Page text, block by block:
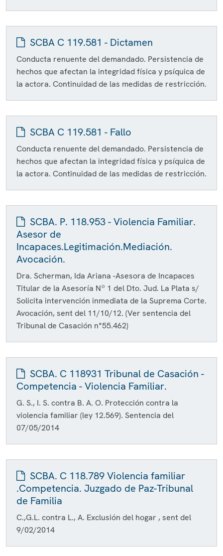
SCBA C 119.581 - Dictamen
Conducta renuente del demandado. Persistencia de
hechos que afectan la integridad física y psíquica de
la actora. Continuidad de las medidas de restricción.
SCBA C 119.581 - Fallo
Conducta renuente del demandado. Persistencia de
hechos que afectan la integridad física y psíquica de
la actora. Continuidad de las medidas de restricción.
SCBA. P. 118.953 - Violencia Familiar.
Asesor de
Incapaces.Legitimación.Mediación.
Avocación.
Dra. Scherman, Ida Ariana -Asesora de Incapaces
Titular de la Asesoría Nº 1 del Dto. Jud. La Plata s/
Solicita intervención inmediata de la Suprema Corte.
Avocación, sent del 11/10/12. (Ver sentencia del
Tribunal de Casación n°55.462)
SCBA. C 118931 Tribunal de Casación -
Competencia - Violencia Familiar.
G. S., I. S. contra B. A. O. Protección contra la
violencia familiar (ley 12.569). Sentencia del
07/05/2014
SCBA. C 118.789 Violencia familiar
.Competencia. Juzgado de Paz-Tribunal
de Familia
C.,G.L. contra L., A. Exclusión del hogar , sent del
9/02/2014